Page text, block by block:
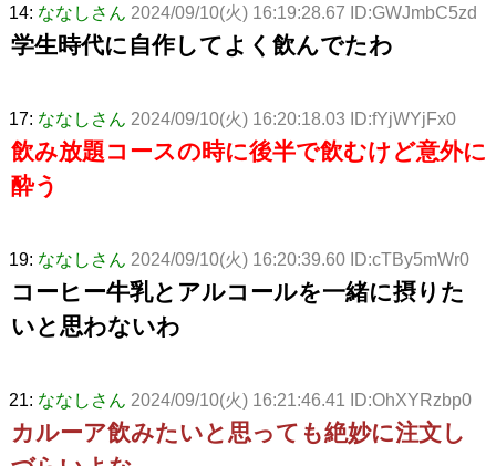
14: ななしさん 2024/09/10(火) 16:19:28.67 ID:GWJmbC5zd
学生時代に自作してよく飲んでたわ
17: ななしさん 2024/09/10(火) 16:20:18.03 ID:fYjWYjFx0
飲み放題コースの時に後半で飲むけど意外に
酔う
19: ななしさん 2024/09/10(火) 16:20:39.60 ID:cTBy5mWr0
コーヒー牛乳とアルコールを一緒に摂りた
いと思わないわ
21: ななしさん 2024/09/10(火) 16:21:46.41 ID:OhXYRzbp0
カルーア飲みたいと思っても絶妙に注文し